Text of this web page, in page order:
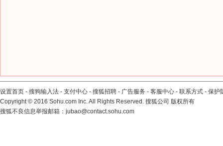
设置首页 - 搜狗输入法 - 支付中心 - 搜狐招聘 - 广告服务 - 客服中心 - 联系方式 - 保护
Copyright© 2016 Sohu.com Inc. All Rights Reserved. 搜狐公司 版权所有
搜狐不良信息举报邮箱： jubao@contact.sohu.com